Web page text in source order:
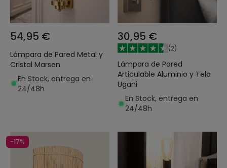
54,95 €
Lámpara de Pared Metal y
Cristal Marsen
En Stock, entrega en
24/48h
30,95 €
(2)
Lámpara de Pared
Articulable Aluminio y Tela
Ugani
En Stock, entrega en
24/48h
-17%